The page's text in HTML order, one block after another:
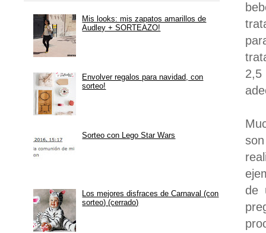
2,5
de
Mis looks: mis zapatos amarillos de
Audley + SORTEAZO!
Envolver regalos para navidad, con
sorteo!
Sorteo con Lego Star Wars
Los mejores disfraces de Carnaval (con
sorteo) (cerrado)